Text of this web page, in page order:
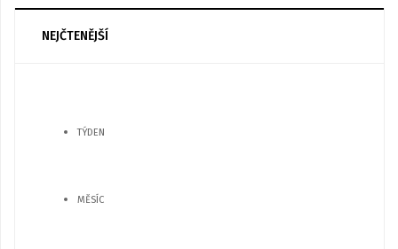
NEJČTENĚJŠÍ
TÝDEN
MĚSÍC